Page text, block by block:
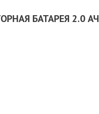
БАТАРЕЯ 2.0 АЧ